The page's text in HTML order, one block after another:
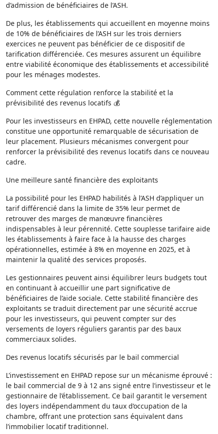
d’admission de bénéficiaires de l’ASH.
De plus, les établissements qui accueillent en moyenne moins
de 10% de bénéficiaires de l’ASH sur les trois derniers
exercices ne peuvent pas bénéficier de ce dispositif de
tarification différenciée. Ces mesures assurent un équilibre
entre viabilité économique des établissements et accessibilité
pour les ménages modestes.
Comment cette régulation renforce la stabilité et la
prévisibilité des revenus locatifs 💰
Pour les investisseurs en EHPAD, cette nouvelle réglementation
constitue une opportunité remarquable de sécurisation de
leur placement. Plusieurs mécanismes convergent pour
renforcer la prévisibilité des revenus locatifs dans ce nouveau
cadre.
Une meilleure santé financière des exploitants
La possibilité pour les EHPAD habilités à l’ASH d’appliquer un
tarif différencié dans la limite de 35% leur permet de
retrouver des marges de manœuvre financières
indispensables à leur pérennité. Cette souplesse tarifaire aide
les établissements à faire face à la hausse des charges
opérationnelles, estimée à 8% en moyenne en 2025, et à
maintenir la qualité des services proposés.
Les gestionnaires peuvent ainsi équilibrer leurs budgets tout
en continuant à accueillir une part significative de
bénéficiaires de l’aide sociale. Cette stabilité financière des
exploitants se traduit directement par une sécurité accrue
pour les investisseurs, qui peuvent compter sur des
versements de loyers réguliers garantis par des baux
commerciaux solides.
Des revenus locatifs sécurisés par le bail commercial
L’investissement en EHPAD repose sur un mécanisme éprouvé :
le bail commercial de 9 à 12 ans signé entre l’investisseur et le
gestionnaire de l’établissement. Ce bail garantit le versement
des loyers indépendamment du taux d’occupation de la
chambre, offrant une protection sans équivalent dans
l’immobilier locatif traditionnel.